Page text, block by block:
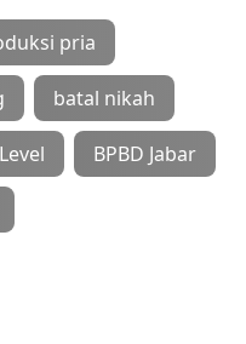
pria
batal nikah
BPBD Jabar